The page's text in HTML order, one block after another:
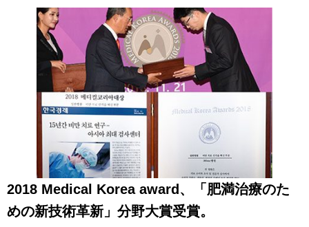
2018 Medical Korea award、「肥満治療のた
めの新技術革新」分野大賞受賞。